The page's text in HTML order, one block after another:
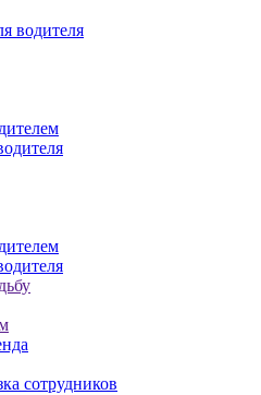
водителя
сотрудников